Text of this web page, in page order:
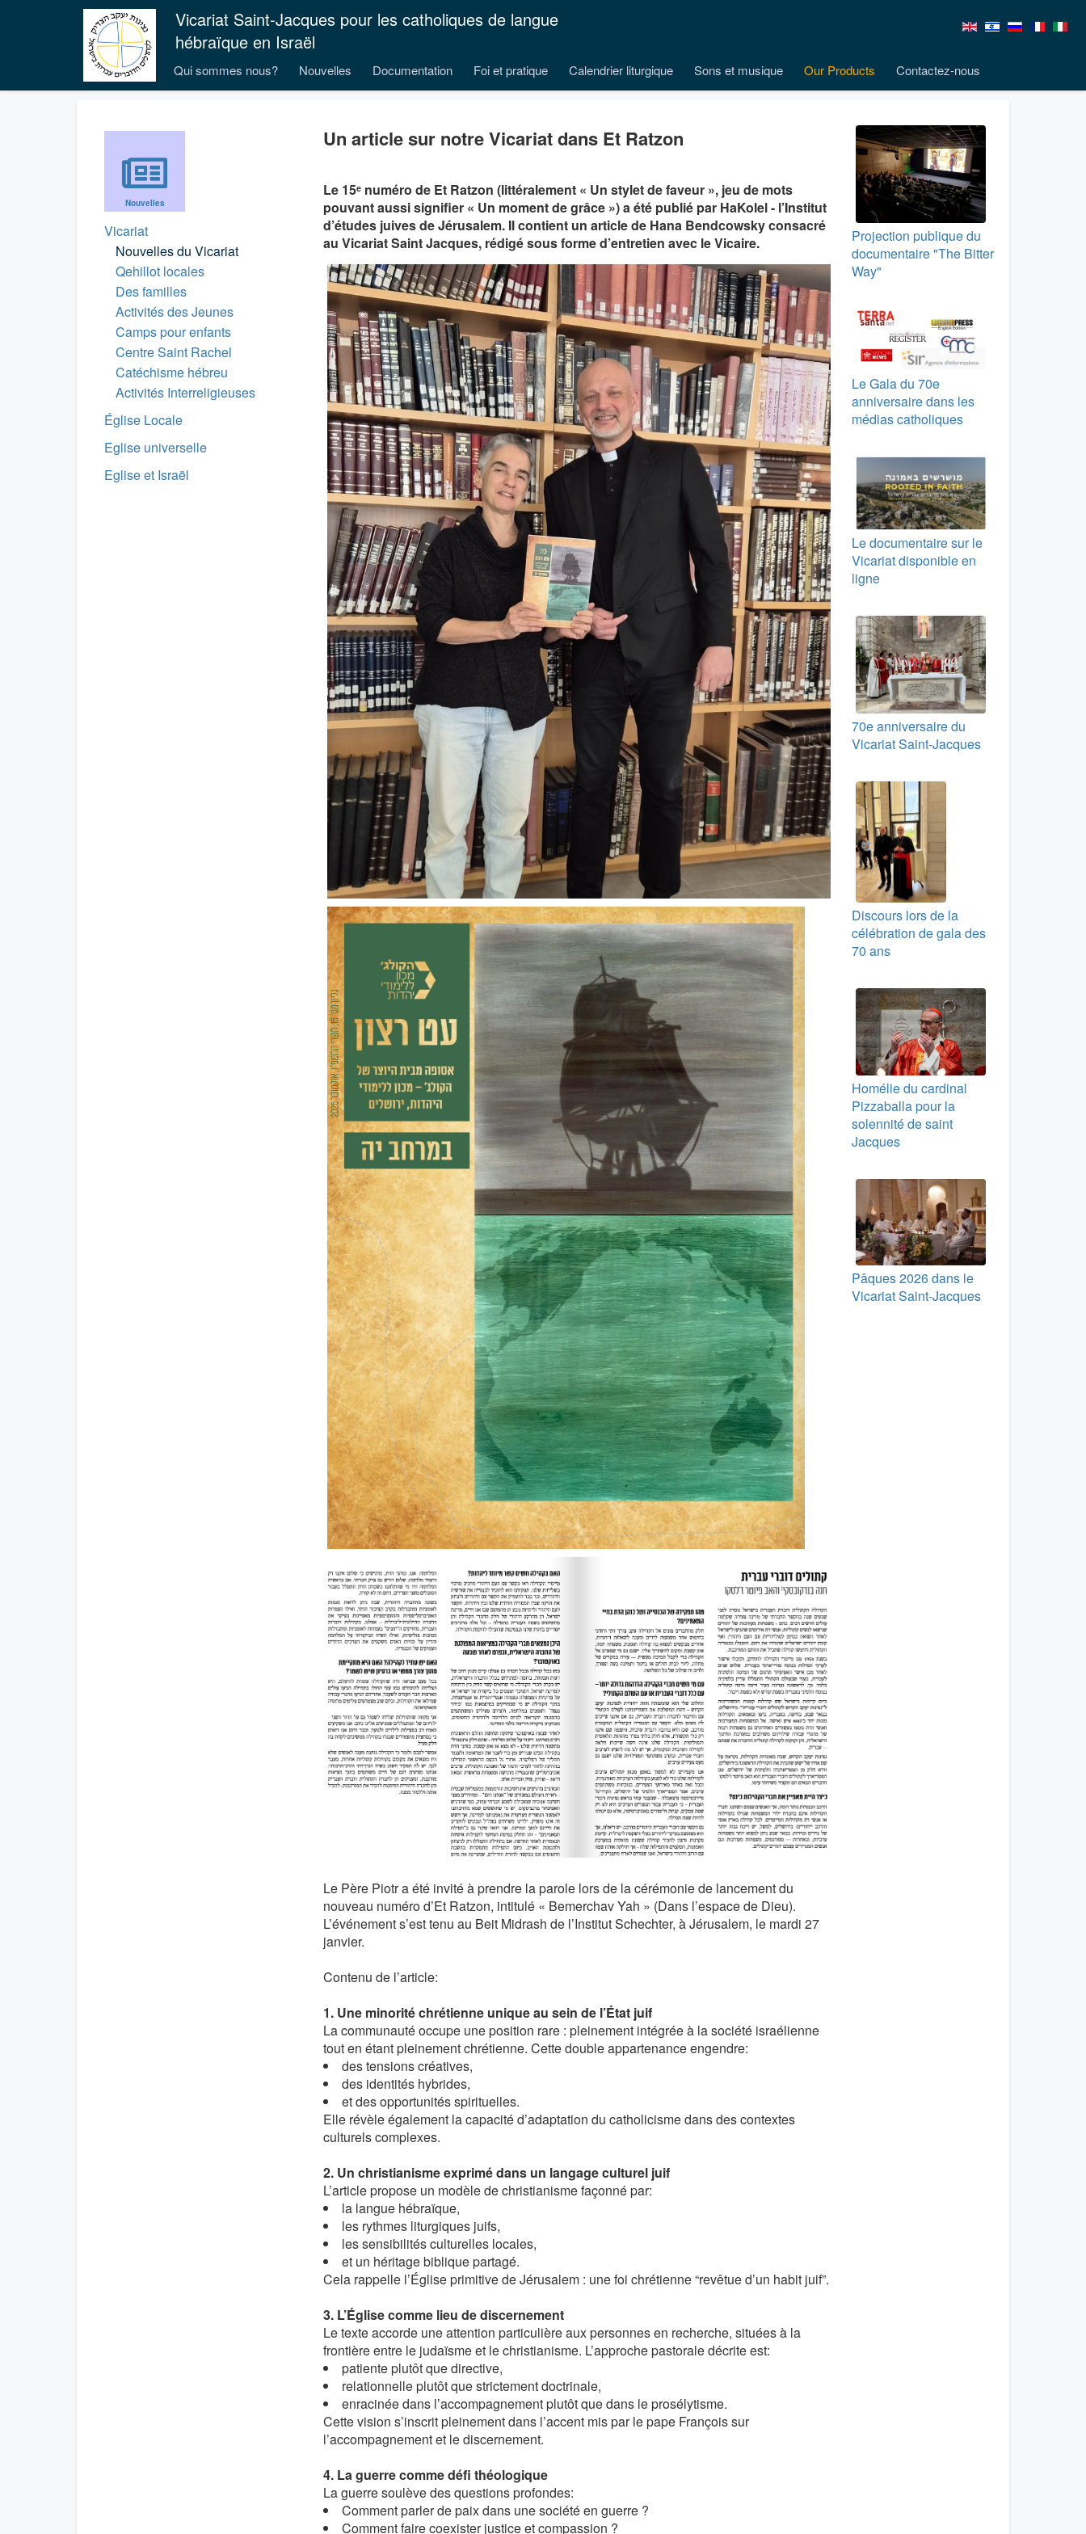
Vicariat Saint-Jacques pour les catholiques de langue
hébraïque en Israël
Qui sommes nous? Nouvelles Documentation Foi et pratique Calendrier liturgique Sons et musique Our Products Contactez-nous
Nouvelles
Vicariat
Nouvelles du Vicariat
Qehillot locales
Des familles
Activités des Jeunes
Camps pour enfants
Centre Saint Rachel
Catéchisme hébreu
Activités Interreligieuses
Église Locale
Eglise universelle
Eglise et Israël
Un article sur notre Vicariat dans Et Ratzon
Le 15ᵉ numéro de Et Ratzon (littéralement « Un stylet de faveur », jeu de mots
pouvant aussi signifier « Un moment de grâce ») a été publié par HaKolel - l’Institut
d’études juives de Jérusalem. Il contient un article de Hana Bendcowsky consacré
au Vicariat Saint Jacques, rédigé sous forme d’entretien avec le Vicaire.
Le Père Piotr a été invité à prendre la parole lors de la cérémonie de lancement du
nouveau numéro d’Et Ratzon, intitulé « Bemerchav Yah » (Dans l’espace de Dieu).
L’événement s’est tenu au Beit Midrash de l’Institut Schechter, à Jérusalem, le mardi 27
janvier.
Contenu de l’article:
1. Une minorité chrétienne unique au sein de l’État juif
La communauté occupe une position rare : pleinement intégrée à la société israélienne
tout en étant pleinement chrétienne. Cette double appartenance engendre:
des tensions créatives,
des identités hybrides,
et des opportunités spirituelles.
Elle révèle également la capacité d’adaptation du catholicisme dans des contextes
culturels complexes.
2. Un christianisme exprimé dans un langage culturel juif
L’article propose un modèle de christianisme façonné par:
la langue hébraïque,
les rythmes liturgiques juifs,
les sensibilités culturelles locales,
et un héritage biblique partagé.
Cela rappelle l’Église primitive de Jérusalem : une foi chrétienne “revêtue d’un habit juif”.
3. L’Église comme lieu de discernement
Le texte accorde une attention particulière aux personnes en recherche, situées à la
frontière entre le judaïsme et le christianisme. L’approche pastorale décrite est:
patiente plutôt que directive,
relationnelle plutôt que strictement doctrinale,
enracinée dans l’accompagnement plutôt que dans le prosélytisme.
Cette vision s’inscrit pleinement dans l’accent mis par le pape François sur
l’accompagnement et le discernement.
4. La guerre comme défi théologique
La guerre soulève des questions profondes:
Comment parler de paix dans une société en guerre ?
Comment faire coexister justice et compassion ?
Projection publique du
documentaire "The Bitter
Way"
Le Gala du 70e
anniversaire dans les
médias catholiques
Le documentaire sur le
Vicariat disponible en
ligne
70e anniversaire du
Vicariat Saint-Jacques
Discours lors de la
célébration de gala des
70 ans
Homélie du cardinal
Pizzaballa pour la
solennité de saint
Jacques
Pâques 2026 dans le
Vicariat Saint-Jacques